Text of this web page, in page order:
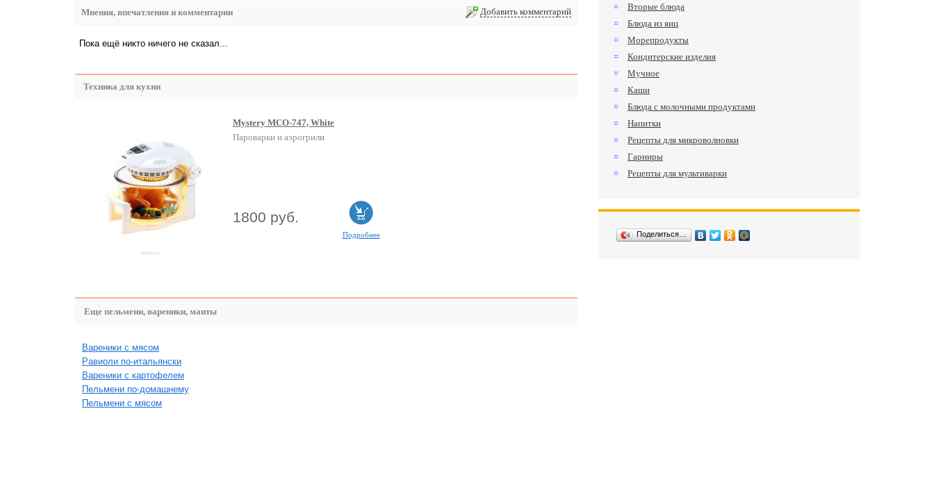
Мнения, впечатления и комментарии Добавить комментарий
Пока ещё никто ничего не сказал...
Техника для кухни
Mystery MCO-747, White
Пароварки и аэрогрили
1800 руб.
Подробнее
Еще пельмени, вареники, манты
Вареники с мясом
Равиоли по-итальянски
Вареники с картофелем
Пельмени по-домашнему
Пельмени с мясом
Вторые блюда
Блюда из яиц
Морепродукты
Кондитерские изделия
Мучное
Каши
Блюда с молочными продуктами
Напитки
Рецепты для микроволновки
Гарниры
Рецепты для мультиварки
Поделиться…